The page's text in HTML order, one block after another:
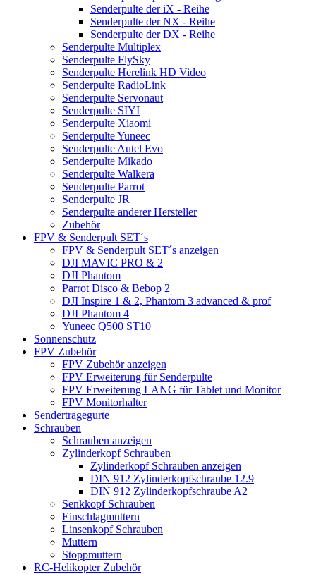
Senderpulte der iX - Reihe
Senderpulte der NX - Reihe
Senderpulte der DX - Reihe
Senderpulte Multiplex
Senderpulte FlySky
Senderpulte Herelink HD Video
Senderpulte RadioLink
Senderpulte Servonaut
Senderpulte SIYI
Senderpulte Xiaomi
Senderpulte Yuneec
Senderpulte Autel Evo
Senderpulte Mikado
Senderpulte Walkera
Senderpulte Parrot
Senderpulte JR
Senderpulte anderer Hersteller
Zubehör
FPV & Senderpult SET´s
FPV & Senderpult SET´s anzeigen
DJI MAVIC PRO & 2
DJI Phantom
Parrot Disco & Bebop 2
DJI Inspire 1 & 2, Phantom 3 advanced & prof
DJI Phantom 4
Yuneec Q500 ST10
Sonnenschutz
FPV Zubehör
FPV Zubehör anzeigen
FPV Erweiterung für Senderpulte
FPV Erweiterung LANG für Tablet und Monitor
FPV Monitorhalter
Sendertragegurte
Schrauben
Schrauben anzeigen
Zylinderkopf Schrauben
Zylinderkopf Schrauben anzeigen
DIN 912 Zylinderkopfschraube 12.9
DIN 912 Zylinderkopfschraube A2
Senkkopf Schrauben
Einschlagmuttern
Linsenkopf Schrauben
Muttern
Stoppmuttern
RC-Helikopter Zubehör